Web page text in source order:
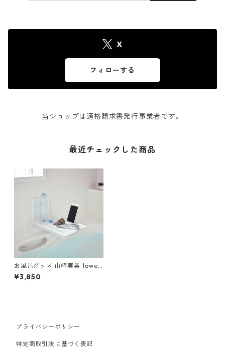
X
フォローする
当ショップは適格請求書発行事業者です。
最近チェックした商品
お風呂グッズ 山崎実業 tower
タワー フィルムフック バスル
ーム折り畳み棚 ホワイト
¥3,850
プライバシーポリシー
特定商取引法に基づく表記